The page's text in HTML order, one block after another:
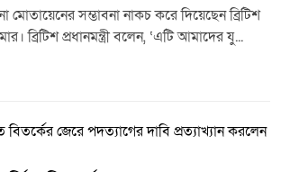
মোতায়েনের সম্ভাবনা নাকচ করে দিয়েছেন ব্রিটিশ
ব্রিটিশ প্রধানমন্ত্রী বলেন, ‘এটি আমাদের যু...